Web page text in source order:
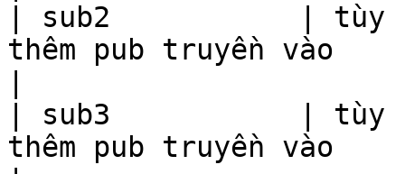
| sub2           | tùy
thêm pub truyền vào
| sub3           | tùy
thêm pub truyền vào